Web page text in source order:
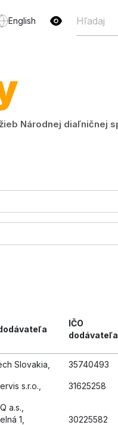
English
Národnej diaľničnej
IČO
dodávateľa
Slovakia, 35740493
s.r.o., 31625258
a.s.,
1,
30225582